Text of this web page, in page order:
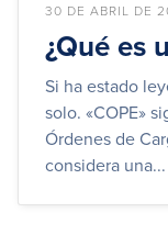
30 DE ABRIL DE
¿Qué es
Si ha estado
solo. «COPE»
Órdenes de
considera una...